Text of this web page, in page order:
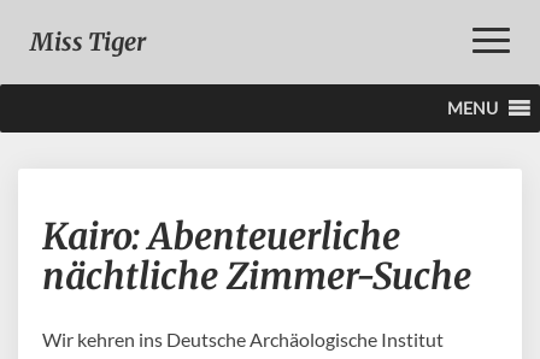
Toggle
Miss Tiger
MENU
Abenteuerliche
nächtliche
Zimmer-
Kairo: Abenteuerliche
nächtliche Zimmer-Suche
Wir kehren ins Deutsche Archäologische Institut